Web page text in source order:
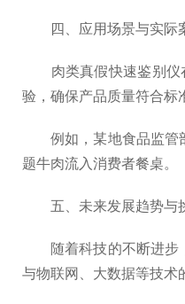
四、应用场景与实际
肉类真假快速鉴别仪在
验，确保产品质量符合标
例如，某地食品监管部
题牛肉流入消费者餐桌。
五、未来发展趋势与
随着科技的不断进步，
与物联网、大数据等技术